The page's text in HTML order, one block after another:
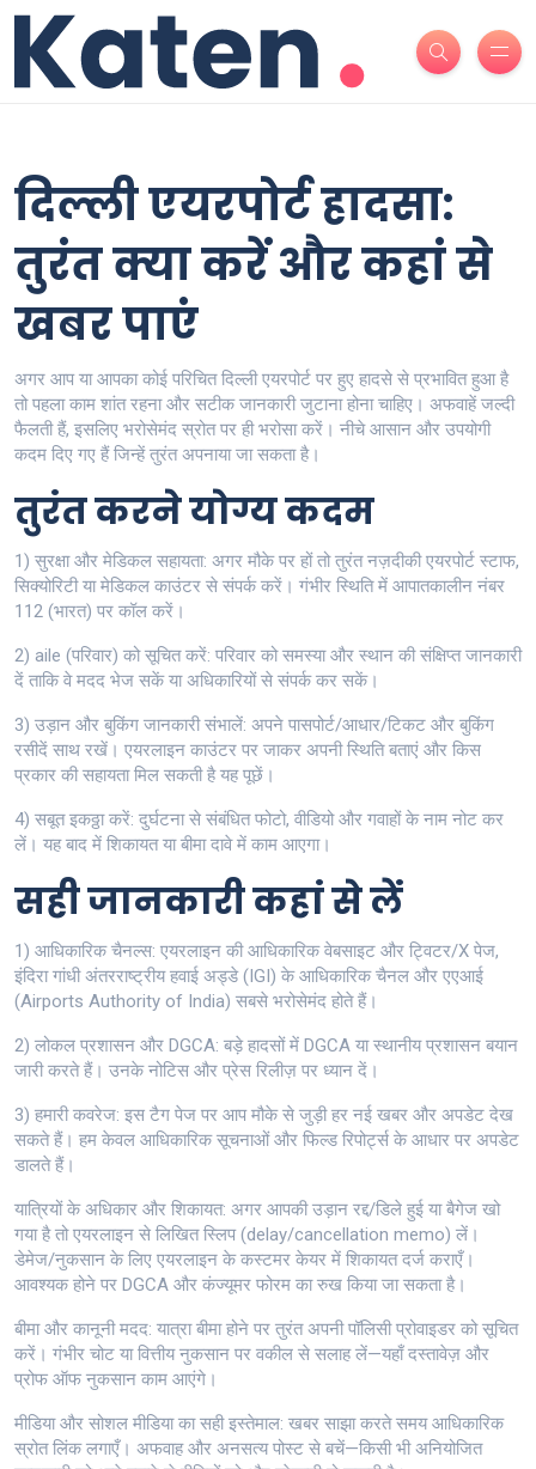
दिल्ली एयरपोर्ट हादसा:
तुरंत क्या करें और कहां से
खबर पाएं
अगर आप या आपका कोई परिचित दिल्ली एयरपोर्ट पर हुए हादसे से प्रभावित हुआ है
तो पहला काम शांत रहना और सटीक जानकारी जुटाना होना चाहिए। अफवाहें जल्दी
फैलती हैं, इसलिए भरोसेमंद स्रोत पर ही भरोसा करें। नीचे आसान और उपयोगी
कदम दिए गए हैं जिन्हें तुरंत अपनाया जा सकता है।
तुरंत करने योग्य कदम
1) सुरक्षा और मेडिकल सहायता: अगर मौके पर हों तो तुरंत नज़दीकी एयरपोर्ट स्टाफ,
सिक्योरिटी या मेडिकल काउंटर से संपर्क करें। गंभीर स्थिति में आपातकालीन नंबर
112 (भारत) पर कॉल करें।
2) aile (परिवार) को सूचित करें: परिवार को समस्या और स्थान की संक्षिप्त जानकारी
दें ताकि वे मदद भेज सकें या अधिकारियों से संपर्क कर सकें।
3) उड़ान और बुकिंग जानकारी संभालें: अपने पासपोर्ट/आधार/टिकट और बुकिंग
रसीदें साथ रखें। एयरलाइन काउंटर पर जाकर अपनी स्थिति बताएं और किस
प्रकार की सहायता मिल सकती है यह पूछें।
4) सबूत इकठ्ठा करें: दुर्घटना से संबंधित फोटो, वीडियो और गवाहों के नाम नोट कर
लें। यह बाद में शिकायत या बीमा दावे में काम आएगा।
सही जानकारी कहां से लें
1) आधिकारिक चैनल्स: एयरलाइन की आधिकारिक वेबसाइट और ट्विटर/X पेज,
इंदिरा गांधी अंतरराष्ट्रीय हवाई अड्डे (IGI) के आधिकारिक चैनल और एएआई
(Airports Authority of India) सबसे भरोसेमंद होते हैं।
2) लोकल प्रशासन और DGCA: बड़े हादसों में DGCA या स्थानीय प्रशासन बयान
जारी करते हैं। उनके नोटिस और प्रेस रिलीज़ पर ध्यान दें।
3) हमारी कवरेज: इस टैग पेज पर आप मौके से जुड़ी हर नई खबर और अपडेट देख
सकते हैं। हम केवल आधिकारिक सूचनाओं और फिल्ड रिपोर्ट्स के आधार पर अपडेट
डालते हैं।
यात्रियों के अधिकार और शिकायत: अगर आपकी उड़ान रद्द/डिले हुई या बैगेज खो
गया है तो एयरलाइन से लिखित स्लिप (delay/cancellation memo) लें।
डेमेज/नुकसान के लिए एयरलाइन के कस्टमर केयर में शिकायत दर्ज कराएँ।
आवश्यक होने पर DGCA और कंज्यूमर फोरम का रुख किया जा सकता है।
बीमा और कानूनी मदद: यात्रा बीमा होने पर तुरंत अपनी पॉलिसी प्रोवाइडर को सूचित
करें। गंभीर चोट या वित्तीय नुकसान पर वकील से सलाह लें—यहाँ दस्तावेज़ और
प्रोफ ऑफ नुकसान काम आएंगे।
मीडिया और सोशल मीडिया का सही इस्तेमाल: खबर साझा करते समय आधिकारिक
स्रोत लिंक लगाएँ। अफवाह और अनसत्य पोस्ट से बचें—किसी भी अनियोजित